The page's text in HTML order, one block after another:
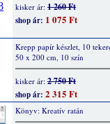
kisker ár: 1 260 Ft
shop ár: 1 075 Ft
Krepp papír készlet, 10
50 x 200 cm, 10 szín
kisker ár: 2 750 Ft
shop ár: 2 315 Ft
Könyv: Kreatív ratán